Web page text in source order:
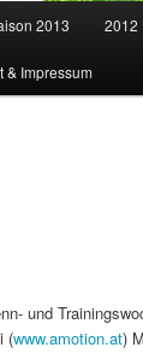
2013 2012
& Impressum
und
(www.amotion.at)